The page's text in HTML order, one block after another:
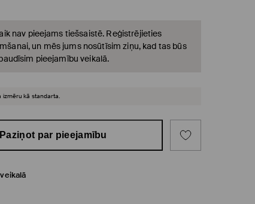
nav pieejams tiešsaistē. Reģistrējieties
un mēs jums nosūtīsim ziņu, kad tas būs
pieejamību veikalā.
izmēru kā standarta.
Paziņot par pieejamību